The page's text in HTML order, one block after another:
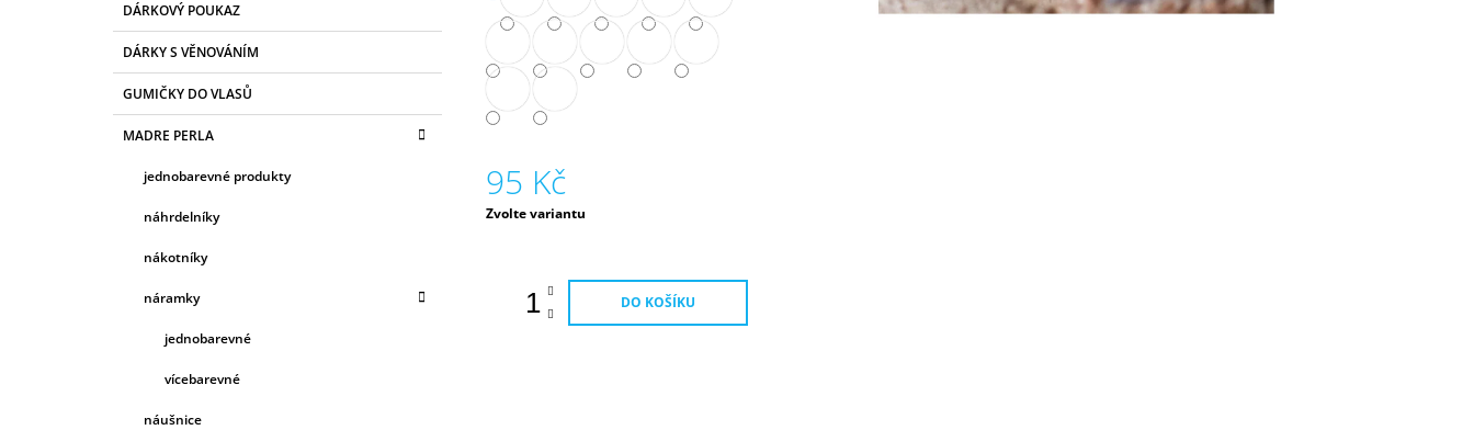
DÁRKOVÝ POUKAZ
DÁRKY S VĚNOVÁNÍM
GUMIČKY DO VLASŮ
MADRE PERLA
jednobarevné produkty
náhrdelníky
nákotníky
náramky
jednobarevné
vícebarevné
náušnice
95 Kč
Měrná
Zvolte variantu
DO KOŠÍKU